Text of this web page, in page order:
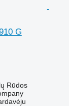
G
Rūdos